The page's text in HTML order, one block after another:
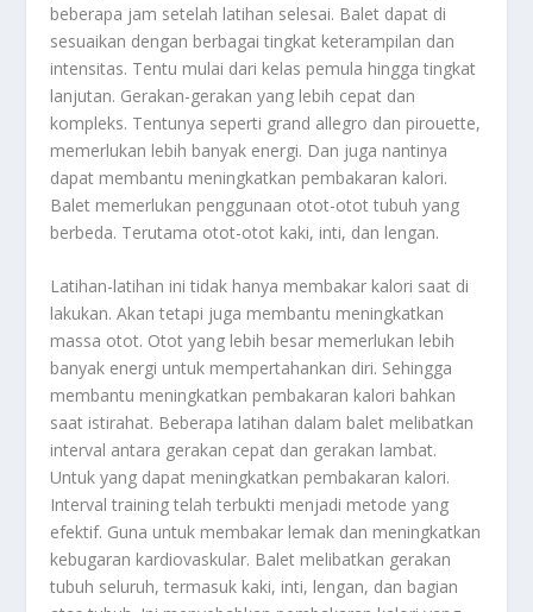
beberapa jam setelah latihan selesai. Balet dapat di
sesuaikan dengan berbagai tingkat keterampilan dan
intensitas. Tentu mulai dari kelas pemula hingga tingkat
lanjutan. Gerakan-gerakan yang lebih cepat dan
kompleks. Tentunya seperti grand allegro dan pirouette,
memerlukan lebih banyak energi. Dan juga nantinya
dapat membantu meningkatkan pembakaran kalori.
Balet memerlukan penggunaan otot-otot tubuh yang
berbeda. Terutama otot-otot kaki, inti, dan lengan.
Latihan-latihan ini tidak hanya membakar kalori saat di
lakukan. Akan tetapi juga membantu meningkatkan
massa otot. Otot yang lebih besar memerlukan lebih
banyak energi untuk mempertahankan diri. Sehingga
membantu meningkatkan pembakaran kalori bahkan
saat istirahat. Beberapa latihan dalam balet melibatkan
interval antara gerakan cepat dan gerakan lambat.
Untuk yang dapat meningkatkan pembakaran kalori.
Interval training telah terbukti menjadi metode yang
efektif. Guna untuk membakar lemak dan meningkatkan
kebugaran kardiovaskular. Balet melibatkan gerakan
tubuh seluruh, termasuk kaki, inti, lengan, dan bagian